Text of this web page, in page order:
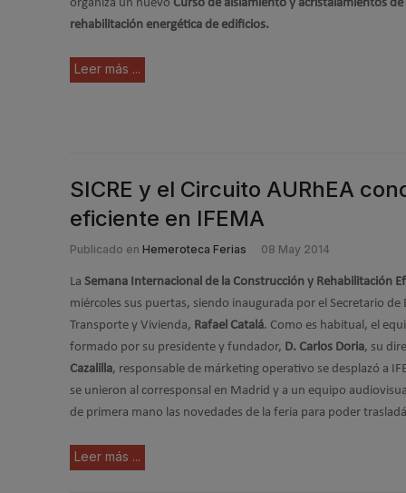
organiza un nuevo Curso de aislamiento y acristalamientos
rehabilitación energética de edificios.
Leer más ...
SICRE y el Circuito AURhEA
eficiente en IFEMA
Publicado en Hemeroteca Ferias 08 May 2014
La Semana Internacional de la Construcción y Rehabilitación
miércoles sus puertas, siendo inaugurada por el Secretario
Transporte y Vivienda, Rafael Catalá. Como es habitual, el
formado por su presidente y fundador, D. Carlos Doria, su
Cazalilla, responsable de márketing operativo se desplazó a
se unieron al corresponsal en Madrid y a un equipo
de primera mano las novedades de la feria para poder
Leer más ...